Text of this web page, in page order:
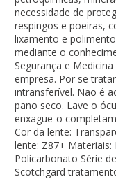
necessidade de
respingos e poeiras,
lixamento e
mediante o
Segurança e
empresa. Por se
intransferível. Não é
pano seco. Lave o
enxague-o
Cor da lente:
lente: Z87+
Policarbonato Série
Scotchgard